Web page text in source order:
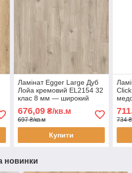
Ламінат Egger Large Дуб
Лойа кремовий EL2154 32
клас 8 мм — широкий
ламінат під світлий дуб, з
фаскою 4V
676,09₴/кв.м
697 ₴/кв.м
Купити
734
новинки